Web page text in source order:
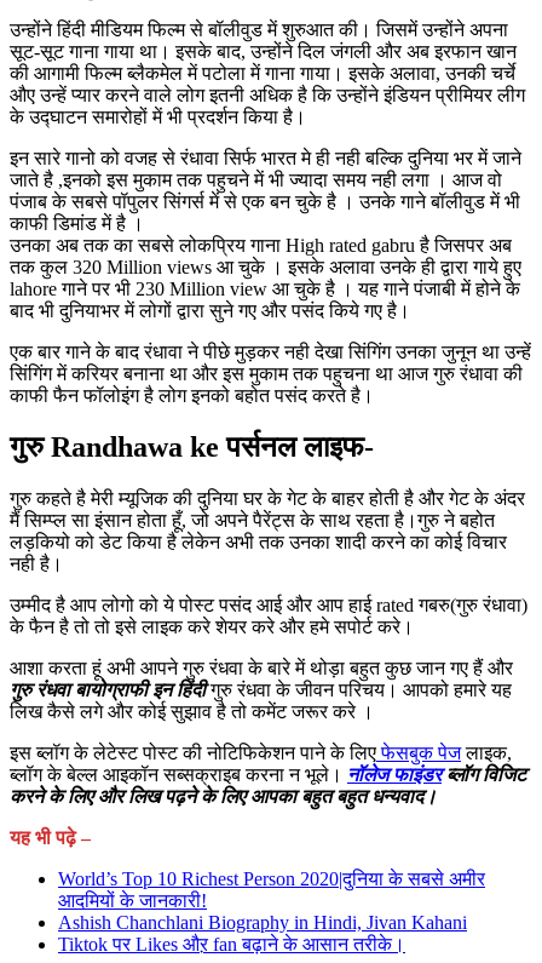
उन्होंने हिंदी मीडियम फिल्म से बॉलीवुड में शुरुआत की। जिसमें उन्होंने अपना
सूट-सूट गाना गाया था। इसके बाद, उन्होंने दिल जंगली और अब इरफान खान
की आगामी फिल्म ब्लैकमेल में पटोला में गाना गाया। इसके अलावा, उनकी चर्चे
औए उन्हें प्यार करने वाले लोग इतनी अधिक है कि उन्होंने इंडियन प्रीमियर लीग
के उद्घाटन समारोहों में भी प्रदर्शन किया है।
इन सारे गानो को वजह से रंधावा सिर्फ भारत मे ही नही बल्कि दुनिया भर में जाने
जाते है ,इनको इस मुकाम तक पहुचने में भी ज्यादा समय नही लगा । आज वो
पंजाब के सबसे पॉपुलर सिंगर्स में से एक बन चुके है । उनके गाने बॉलीवुड में भी
काफी डिमांड में है ।
उनका अब तक का सबसे लोकप्रिय गाना High rated gabru है जिसपर अब
तक कुल 320 Million views आ चुके । इसके अलावा उनके ही द्वारा गाये हुए
lahore गाने पर भी 230 Million view आ चुके है । यह गाने पंजाबी में होने के
बाद भी दुनियाभर में लोगों द्वारा सुने गए और पसंद किये गए है।
एक बार गाने के बाद रंधावा ने पीछे मुड़कर नही देखा सिंगिंग उनका जुनून था उन्हें
सिंगिंग में करियर बनाना था और इस मुकाम तक पहुचना था आज गुरु रंधावा की
काफी फैन फॉलोइंग है लोग इनको बहोत पसंद करते है।
गुरु Randhawa ke पर्सनल लाइफ-
गुरु कहते है मेरी म्यूजिक की दुनिया घर के गेट के बाहर होती है और गेट के अंदर
मैं सिम्प्ल सा इंसान होता हूँ, जो अपने पैरेंट्स के साथ रहता है।गुरु ने बहोत
लड़कियो को डेट किया है लेकेन अभी तक उनका शादी करने का कोई विचार
नही है।
उम्मीद है आप लोगो को ये पोस्ट पसंद आई और आप हाई rated गबरु(गुरु रंधावा)
के फैन है तो तो इसे लाइक करे शेयर करे और हमे सपोर्ट करे।
आशा करता हूं अभी आपने गुरु रंधवा के बारे में थोड़ा बहुत कुछ जान गए हैं और
गुरु रंधवा बायोग्राफी इन हिंदीगुरु रंधवा के जीवन परिचय। आपको हमारे यह
लिख कैसे लगे और कोई सुझाव है तो कमेंट जरूर करे ।
इस ब्लॉग के लेटेस्ट पोस्ट की नोटिफिकेशन पाने के लिएफेसबुक पेजलाइक,
ब्लॉग के बेल्ल आइकॉन सब्सक्राइब करना न भूले। नॉलेज फाइंडरब्लॉग विजिट
करने के लिए और लिख पढ़ने के लिए आपका बहुत बहुत धन्यवाद।
यह भी पढ़े –
World’s Top 10 Richest Person 2020|दुनिया के सबसे अमीर
आदमियों के जानकारी!
Ashish Chanchlani Biography in Hindi, Jivan Kahani
Tiktok पर Likes औऱ fan बढ़ाने के आसान तरीके।